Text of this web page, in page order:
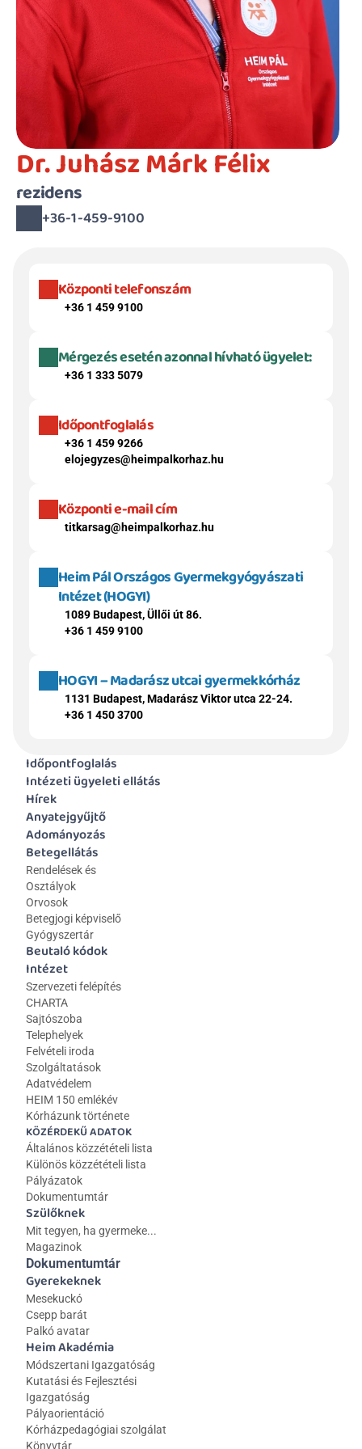
Dr. Juhász Márk Félix
rezidens
+36-1-459-9100
Központi telefonszám
+36 1 459 9100
Mérgezés esetén azonnal hívható ügyelet:
+36 1 333 5079
Időpontfoglalás
+36 1 459 9266
elojegyzes@heimpalkorhaz.hu
Központi e-mail cím
titkarsag@heimpalkorhaz.hu
Heim Pál Országos Gyermekgyógyászati
Intézet (HOGYI)
1089 Budapest, Üllői út 86.
+36 1 459 9100
HOGYI – Madarász utcai gyermekkórház
1131 Budapest, Madarász Viktor utca 22-24.
+36 1 450 3700
Időpontfoglalás
Intézeti ügyeleti ellátás
Hírek
Anyatejgyűjtő
Adományozás
Betegellátás
Rendelések és
Osztályok
Orvosok
Betegjogi képviselő
Gyógyszertár
Beutaló kódok
Intézet
Szervezeti felépítés
CHARTA
Sajtószoba
Telephelyek
Felvételi iroda
Szolgáltatások
Adatvédelem
HEIM 150 emlékév
Kórházunk története
KÖZÉRDEKŰ ADATOK
Általános közzétételi lista
Különös közzétételi lista
Pályázatok
Dokumentumtár
Szülőknek
Mit tegyen, ha gyermeke...
Magazinok
Gyerekeknek
Mesekuckó
Csepp barát
Palkó avatar
Heim Akadémia
Módszertani Igazgatóság
Kutatási és Fejlesztési
Igazgatóság
Pályaorientáció
Kórházpedagógiai szolgálat
Könyvtár
Dokumentumtár